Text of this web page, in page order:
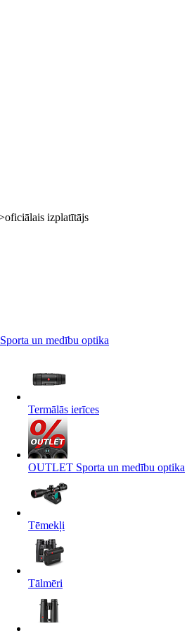
Sporta un medību optika
Termālās ierīces
OUTLET Sporta un medību optika
Tēmekļi
Tālmēri